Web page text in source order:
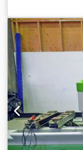
Vendo
Necesita
herramientas
funcionado con
en el anuncio es
IVA. La máquina
Kwiatkowskiego,
15:00.